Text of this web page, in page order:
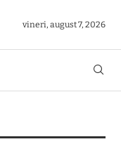
vineri, august 7, 2026